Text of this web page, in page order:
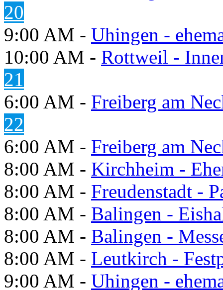
20
9:00 AM - Uhingen -
10:00 AM - Rottweil -
21
6:00 AM - Freiberg am
22
6:00 AM - Freiberg am
8:00 AM - Kirchheim -
8:00 AM - Freudenstadt -
8:00 AM - Balingen -
8:00 AM - Balingen -
8:00 AM - Leutkirch -
9:00 AM - Uhingen -